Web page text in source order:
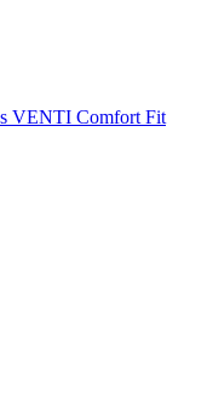
VENTI Comfort Fit